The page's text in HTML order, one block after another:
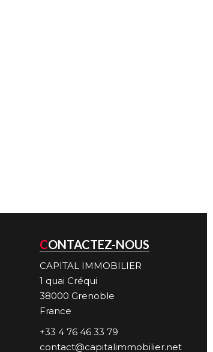
CONTACTEZ-NOUS
CAPITAL IMMOBILIER
1 quai Créqui
38000 Grenoble
France
+33 4 76 46 33 79
contact@capitalimmobilier.net